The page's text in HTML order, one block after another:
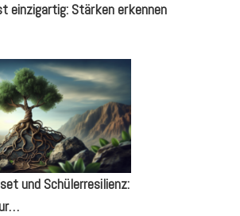
einzigartig: Stärken erkennen
und Schülerresilienz: